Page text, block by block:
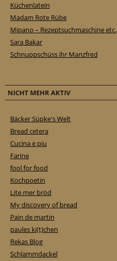
Küchenlatein
Madam Rote Rübe
Mipano – Rezeptsuchmaschine etc.
Sara Bakar
Schnuppschüss ihr Manzfred
NICHT MEHR AKTIV
Bäcker Süpke's Welt
Bread cetera
Cucina e piu
Farine
fool for food
Kochpoetin
Lite mer bröd
My discovery of bread
Pain de martin
paules ki(t)chen
Rekas Blog
Schlammdackel